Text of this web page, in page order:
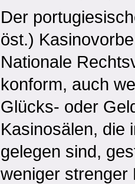
Der
öst.)
Nationale
konform, auch
Glücks- oder
Kasinosälen, die
gelegen sind,
weniger strenger